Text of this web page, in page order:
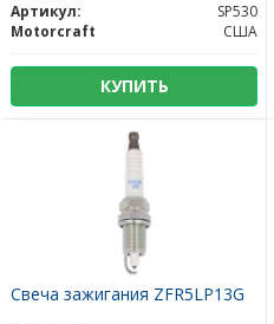
Артикул:
SP530
Motorcraft
США
КУПИТЬ
Свеча зажигания ZFR5LP13G